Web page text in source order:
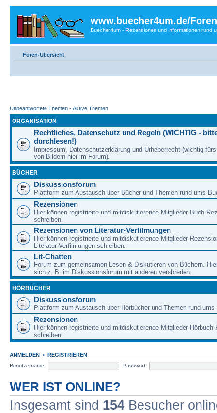
www.buecher4um.de/Foren
Buecher4um - Rezensionen und Informationen rund
Foren-Übersicht
Unbeantwortete Themen • Aktive Themen
ORGANISATION
Rechtliches, Datenschutz und Regeln (WICHTIG -
durchlesen!)
Impressum, Datenschutzerklärung und Urheberrecht (wichtig
von Bildern hier im Forum).
BÜCHER
Diskussionsforum
Plattform zum Austausch über Bücher und Themen rund ums
Rezensionen
Hier können registrierte und mitdiskutierende Mitglieder Buch-
schreiben.
Rezensionen von Literatur-Verfilmungen
Hier können registrierte und mitdiskutierende Mitglieder
Literatur-Verfilmungen schreiben.
Lit-Chatten
Forum zum gemeinsamen Lesen & Diskutieren von Büchern.
sich z. B. im Diskussionsforum mit anderen verabreden.
HÖRBÜCHER
Diskussionsforum
Plattform zum Austausch über Hörbücher und Themen rund ums
Rezensionen
Hier können registrierte und mitdiskutierende Mitglieder Hörbuch-
schreiben.
ANMELDEN • REGISTRIEREN
Benutzername:
Passwort:
WER IST ONLINE?
Insgesamt sind 154 Besucher